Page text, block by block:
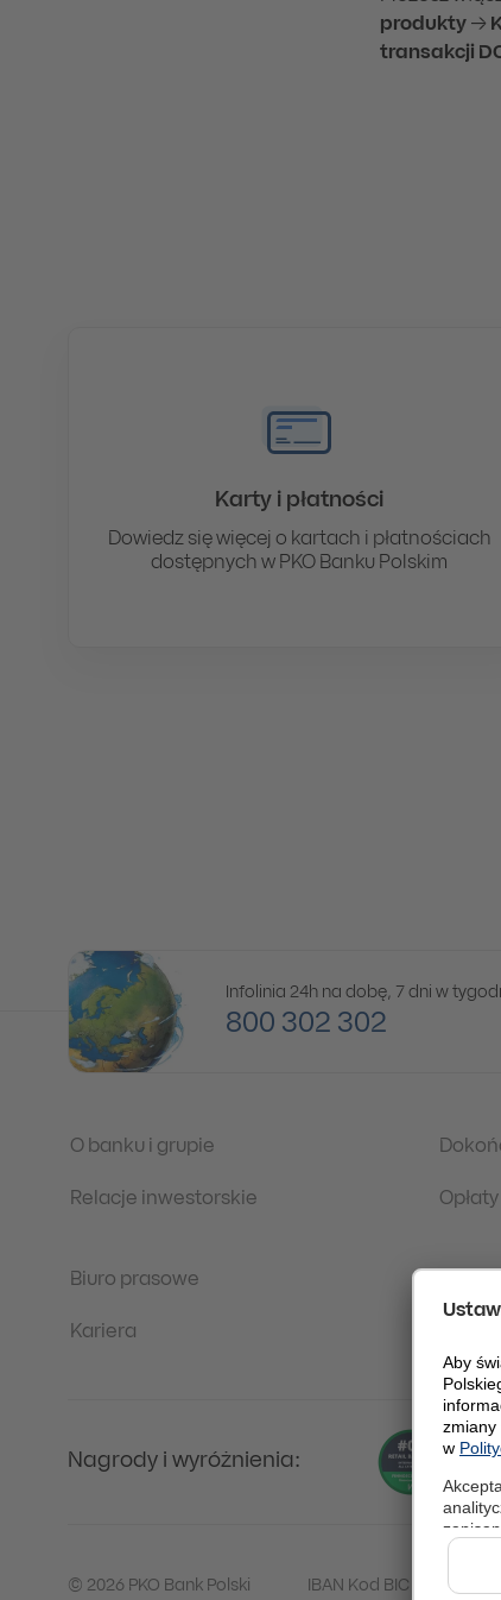
produkty→
transakcji
Karty i płatności
Dowiedz się więcej o kartach i płatnościach
dostępnych w PKO Banku Polskim
Infolinia 24h na dobę, 7 dni w
800 302 302
O banku i grupie
Relacje inwestorskie
Biuro prasowe
Kariera
Nagrody i wyróżnienia:
© 2026 PKO Bank Polski IBAN Kod BIC (Swift):